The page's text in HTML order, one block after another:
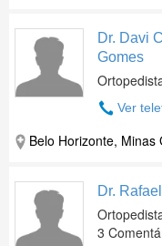
Dr. Davi
Gomes
Ver
Belo Horizonte, Minas
Dr.
3